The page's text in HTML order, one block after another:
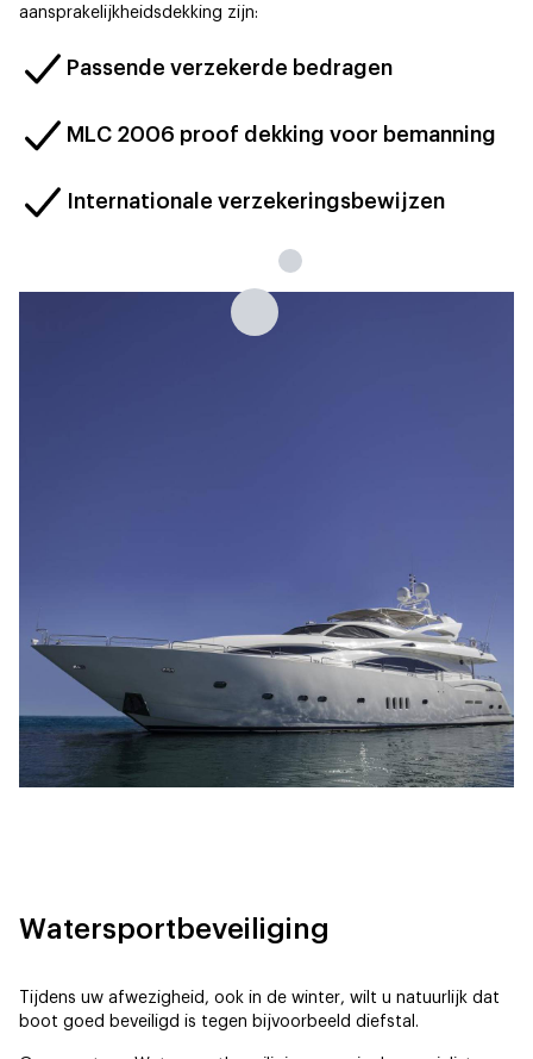
aansprakelijkheidsdekking zijn:
Passende verzekerde bedragen
MLC 2006 proof dekking voor bemanning
Internationale verzekeringsbewijzen
Watersportbeveiliging
Tijdens uw afwezigheid, ook in de winter, wilt u natuurlijk dat
boot goed beveiligd is tegen bijvoorbeeld diefstal.